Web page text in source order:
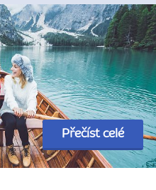
Přečíst celé